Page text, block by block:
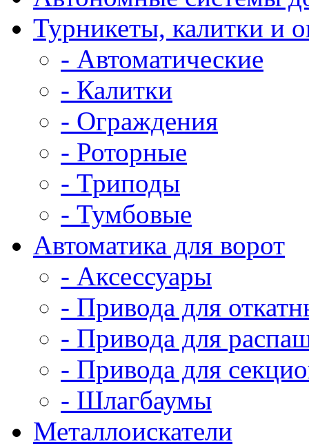
Турникеты, калитки и
- Автоматические
- Калитки
- Ограждения
- Роторные
- Триподы
- Тумбовые
Автоматика для ворот
- Аксессуары
- Привода для
- Привода для
- Привода для
- Шлагбаумы
Металлоискатели